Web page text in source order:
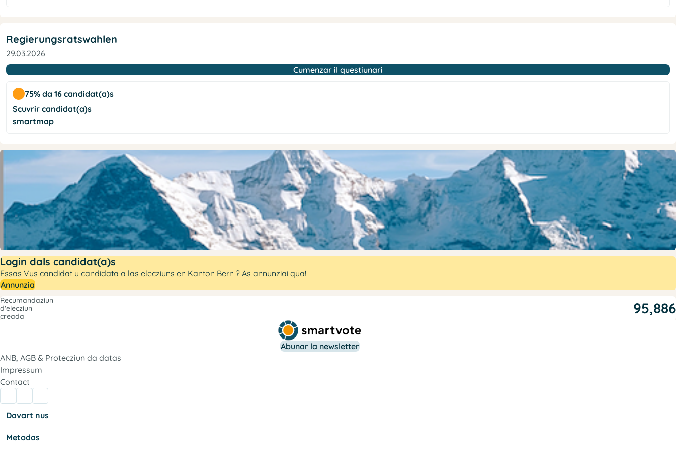
Regierungsratswahlen
29.03.2026
Cumenzar il questiunari
75% da 16 candidat(a)s
Scuvrir candidat(a)s
smartmap
Login dals candidat(a)s
Essas Vus candidat u candidata a las elecziuns en Kanton Bern ? As annunziai qua!
Annunzia
Recumandaziun
d'elecziun
creada
95,886
Abunar la newsletter
ANB, AGB & Protecziun da datas
Impressum
Contact
Davart nus
Metodas